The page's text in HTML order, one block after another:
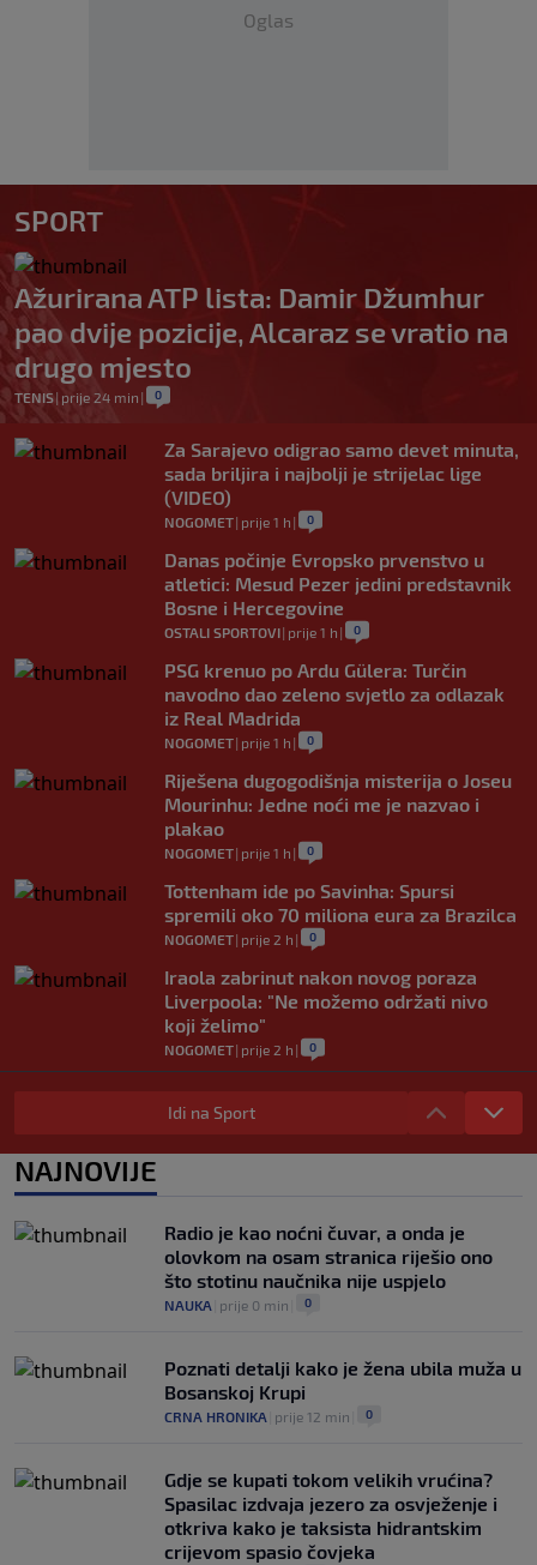
Oglas
SPORT
Ažurirana ATP lista: Damir Džumhur
pao dvije pozicije, Alcaraz se vratio na
drugo mjesto
TENIS| prije 24 min | 0
Za Sarajevo odigrao samo devet minuta,
sada briljira i najbolji je strijelac lige
(VIDEO)
NOGOMET| prije 1 h | 0
Danas počinje Evropsko prvenstvo u
atletici: Mesud Pezer jedini predstavnik
Bosne i Hercegovine
OSTALI SPORTOVI| prije 1 h | 0
PSG krenuo po Ardu Gülera: Turčin
navodno dao zeleno svjetlo za odlazak
iz Real Madrida
NOGOMET| prije 1 h | 0
Riješena dugogodišnja misterija o Joseu
Mourinhu: Jedne noći me je nazvao i
plakao
NOGOMET| prije 1 h | 0
Tottenham ide po Savinha: Spursi
spremili oko 70 miliona eura za Brazilca
NOGOMET| prije 2 h | 0
Iraola zabrinut nakon novog poraza
Liverpoola: "Ne možemo održati nivo
koji želimo"
NOGOMET| prije 2 h | 0
Vlahović pred velikom odlukom:
Beşiktaş mu nudi 10 miliona eura po
0
Mundijal: Od fudbala do Trumpa,
milijardi i rata s UEFA-om
NOGOMET | 0
Idi na Sport
NAJNOVIJE
Radio je kao noćni čuvar, a onda je
olovkom na osam stranica riješio ono
što stotinu naučnika nije uspjelo
NAUKA prije 0 min 0
Poznati detalji kako je žena ubila muža u
Bosanskoj Krupi
CRNA HRONIKA prije 12 min 0
Gdje se kupati tokom velikih vrućina?
Spasilac izdvaja jezero za osvježenje i
otkriva kako je taksista hidrantskim
crijevom spasio čovjeka